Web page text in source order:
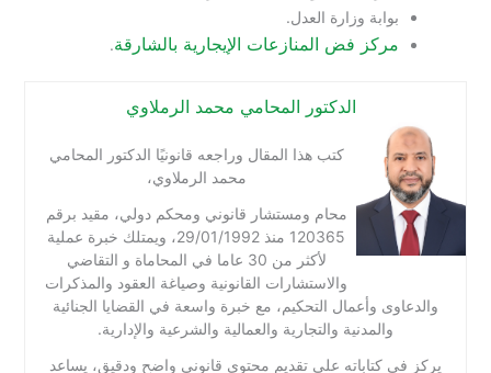
بوابة وزارة العدل.
مركز فض المنازعات الإيجارية بالشارقة.
الدكتور المحامي محمد الرملاوي
كتب هذا المقال وراجعه قانونيًا الدكتور المحامي
محمد الرملاوي،
محام ومستشار قانوني ومحكم دولي، مقيد برقم
120365 منذ 29/01/1992، ويمتلك خبرة عملية
لأكثر من 30 عاما في المحاماة و التقاضي
والاستشارات القانونية وصياغة العقود والمذكرات
والدعاوى وأعمال التحكيم، مع خبرة واسعة في القضايا الجنائية
والمدنية والتجارية والعمالية والشرعية والإدارية.
يركز في كتاباته على تقديم محتوى قانوني واضح ودقيق، يساعد